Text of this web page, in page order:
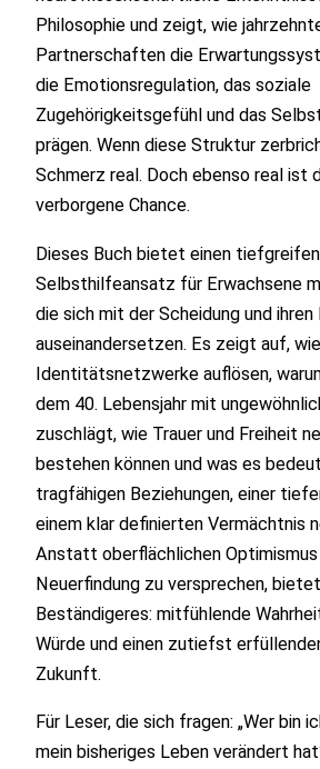
Philosophie und zeigt, wie
Partnerschaften die
die Emotionsregulation, das soziale
Zugehörigkeitsgefühl und das
prägen. Wenn diese Struktur
Schmerz real. Doch ebenso real ist
verborgene Chance.
Dieses Buch bietet einen
Selbsthilfeansatz für Erwachsene
die sich mit der Scheidung und ihren
auseinandersetzen. Es zeigt auf,
Identitätsnetzwerke auflösen,
dem 40. Lebensjahr mit
zuschlägt, wie Trauer und Freiheit
bestehen können und was es
tragfähigen Beziehungen, einer
einem klar definierten Vermächtnis
Anstatt oberflächlichen
Neuerfindung zu versprechen,
Beständigeres: mitfühlende
Würde und einen zutiefst
Zukunft.
Für Leser, die sich fragen: „Wer bin
mein bisheriges Leben verändert